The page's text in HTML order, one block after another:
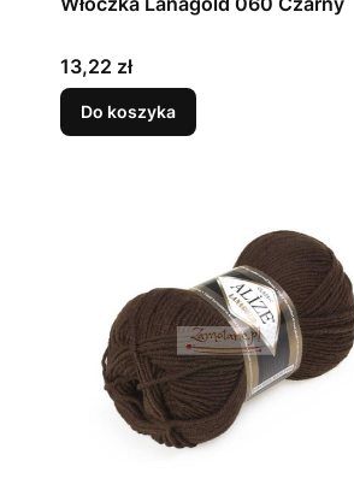
Cena
13,22 zł
Do koszyka